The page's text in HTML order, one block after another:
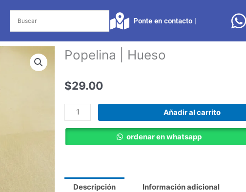
Ponte en contacto |​
Popelina | Hueso
$29.00
Popelina
|
Hueso
cantidad
Añadir al carrito
ordenar en whatsapp
Descripción Información adicional